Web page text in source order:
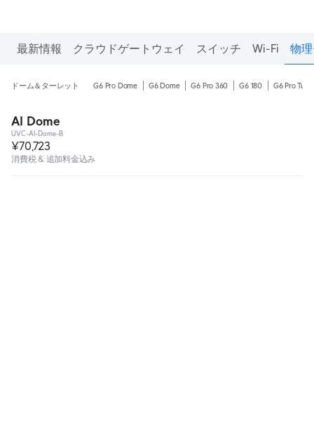
最新情報 クラウドゲートウェイ スイッチ Wi-Fi 物
ドーム＆ターレット G6 Pro Dome G6 Dome G6 Pro 360 G6 180 G6 Pro
AI Dome
UVC-AI-Dome-B
¥70,723
消費税 & 追加料金込み